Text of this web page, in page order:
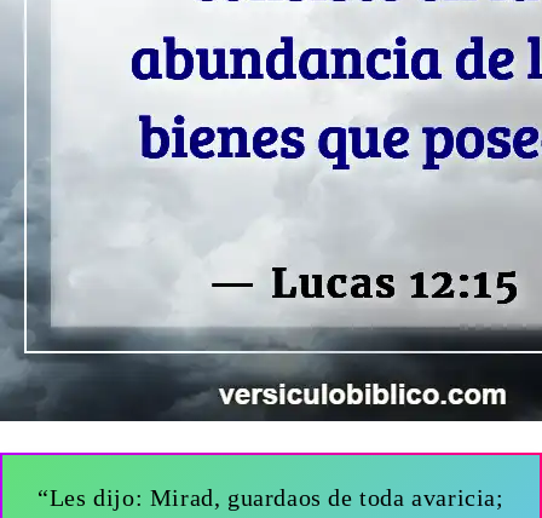
“Les dijo: Mirad, guardaos de toda avaricia;